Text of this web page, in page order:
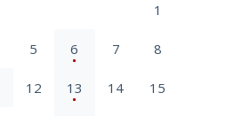
1
5 6 7 8
12 13 14 15